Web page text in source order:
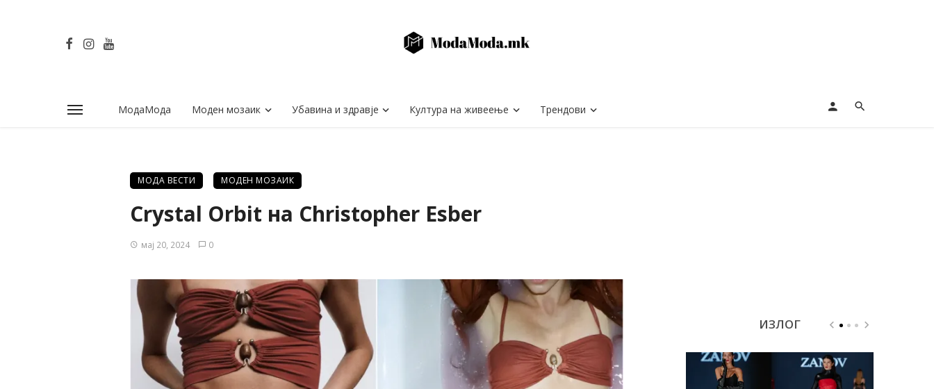
МодаМода Моден мозаик Убавина и здравје Култура на живеење Трендови
МОДА ВЕСТИ МОДЕН МОЗАИК
Crystal Orbit на Christopher Esber
мај 20, 2024 0
ИЗЛОГ